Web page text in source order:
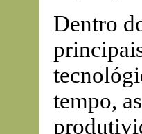
Dentro
tempo,